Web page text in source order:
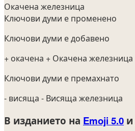
Окачена железница
Ключови думи е променено
Ключови думи е добавено
+ окачена + Окачена железница
Ключови думи е премахнато
- висяща - Висяща железница
В изданието на Emoji 5.0 и